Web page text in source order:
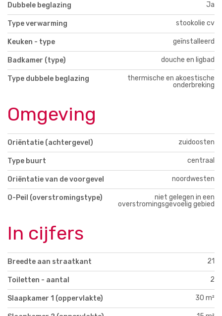
Dubbele beglazing Ja
Type verwarming stookolie cv
Keuken - type geïnstalleerd
Badkamer (type) douche en ligbad
Type dubbele beglazing
thermische en akoestische
onderbreking
Omgeving
Oriëntatie (achtergevel) zuidoosten
Type buurt centraal
Oriëntatie van de voorgevel noordwesten
O-Peil (overstromingstype)
niet gelegen in een
overstromingsgevoelig gebied
In cijfers
Breedte aan straatkant 21
Toiletten - aantal 2
Slaapkamer 1 (oppervlakte) 30 m²